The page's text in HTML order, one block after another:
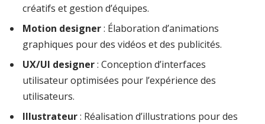
créatifs et gestion d’équipes.
Motion designer: Élaboration d’animations
graphiques pour des vidéos et des publicités.
UX/UI designer: Conception d’interfaces
utilisateur optimisées pour l’expérience des
utilisateurs.
Illustrateur: Réalisation d’illustrations pour des